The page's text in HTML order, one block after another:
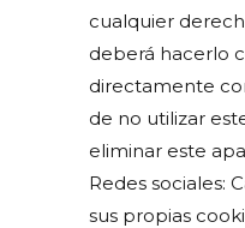
cualquier
deberá hacerlo
directamente
de no utilizar
eliminar este
Redes sociales:
sus propias